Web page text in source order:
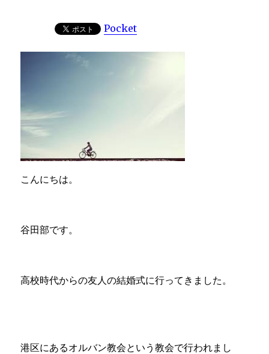
Pocket
こんにちは。
谷田部です。
高校時代からの友人の結婚式に行ってきました。
港区にあるオルバン教会という教会で行われまし